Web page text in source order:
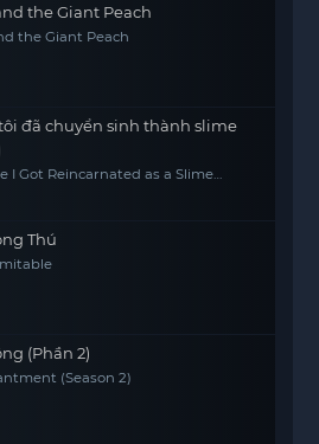
the Giant Peach
the Giant Peach
đã chuyển sinh thành slime
I Got Reincarnated as a Slime
Thú
(Phần 2)
(Season 2)